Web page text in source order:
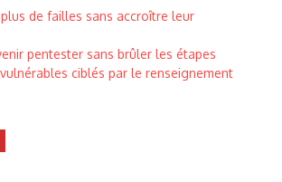
plus de failles sans accroître leur
pentester sans brûler les étapes
ciblés par le renseignement